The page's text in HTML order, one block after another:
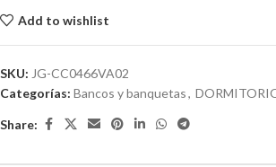
Add to wishlist
SKU: JG-CC0466VA02
Categorías: Bancos y banquetas,
Share: